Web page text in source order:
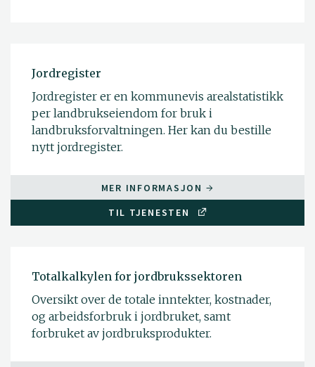
Jordregister
Jordregister er en kommunevis arealstatistikk
per landbrukseiendom for bruk i
landbruksforvaltningen. Her kan du bestille
nytt jordregister.
MER INFORMASJON
TIL TJENESTEN
Totalkalkylen for jordbrukssektoren
Oversikt over de totale inntekter, kostnader,
og arbeidsforbruk i jordbruket, samt
forbruket av jordbruksprodukter.